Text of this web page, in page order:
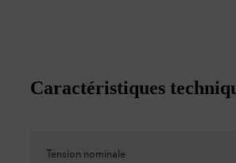
Caractéristiques
Tension nominale